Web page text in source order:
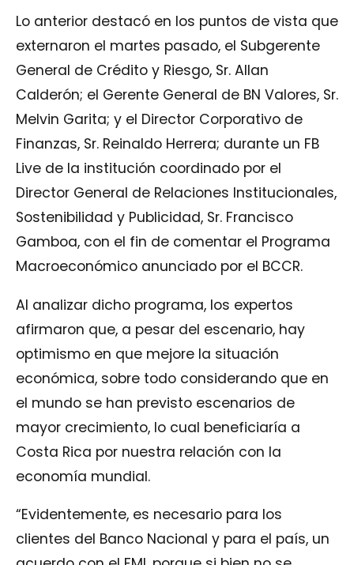
Lo anterior destacó en los puntos de vista que
externaron el martes pasado, el Subgerente
General de Crédito y Riesgo, Sr. Allan
Calderón; el Gerente General de BN Valores, Sr.
Melvin Garita; y el Director Corporativo de
Finanzas, Sr. Reinaldo Herrera; durante un FB
Live de la institución coordinado por el
Director General de Relaciones Institucionales,
Sostenibilidad y Publicidad, Sr. Francisco
Gamboa, con el fin de comentar el Programa
Macroeconómico anunciado por el BCCR.
Al analizar dicho programa, los expertos
afirmaron que, a pesar del escenario, hay
optimismo en que mejore la situación
económica, sobre todo considerando que en
el mundo se han previsto escenarios de
mayor crecimiento, lo cual beneficiaría a
Costa Rica por nuestra relación con la
economía mundial.
“Evidentemente, es necesario para los
clientes del Banco Nacional y para el país, un